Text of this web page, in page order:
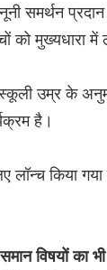
समर्थन
को मुख्यधारा में
स्कूली उम्र के
है।
लॉन्च किया
समान विषयों